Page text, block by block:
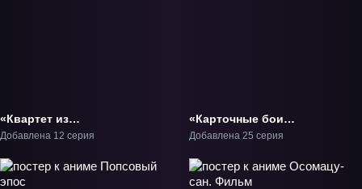
«Квартет из
альтернативного мира
Добавлена 12 серия
«Карточные бои
Авангарда: If» ТВ-1
Добавлена 25 серия